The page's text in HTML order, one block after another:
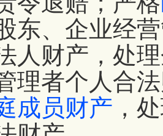
东、企业经
人财产，处
理者个人合
成员财产 ，